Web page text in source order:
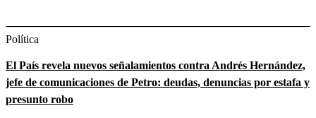
Política
El País revela nuevos señalamientos contra Andrés Hernández,
jefe de comunicaciones de Petro: deudas, denuncias por estafa y
presunto robo